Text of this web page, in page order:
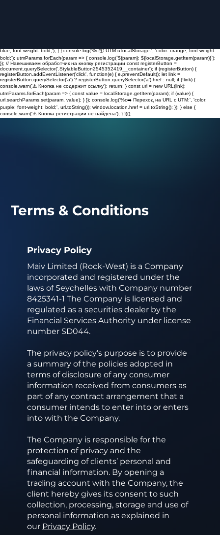
blue; font-weight: bold;'); } } console.log('%c📦 UTM в localStorage:', 'color: orange; font-weight:
bold;'); utmParams.forEach(param => { console.log(`${param}: ${localStorage.getItem(param)}`);
}); // Навешиваем обработчик на кнопку регистрации const registerButton =
document.querySelector('.StylableButton2545352419__container'); if (registerButton) {
registerButton.addEventListener('click', function(e) { e.preventDefault(); let link =
registerButton.querySelector('a') ? registerButton.querySelector('a').href : null; if (!link) {
console.warn('⚠️ Кнопка не содержит ссылку'); return; } const url = new URL(link);
utmParams.forEach(param => { const value = localStorage.getItem(param); if (value) {
url.searchParams.set(param, value); } }); console.log('%c➡️ Переход на URL с UTM:', 'color:
purple; font-weight: bold;', url.toString()); window.location.href = url.toString(); }); } else {
console.warn('⚠️ Кнопка регистрации не найдена'); } })();
Terms & Conditions
Privacy Policy
Maiv Limited (Rock-West) is a Company
incorporated and registered under the
laws of Seychelles with Company number
8425341-1 The Company is licensed and
regulated as a securities dealer by the
Financial Services Authority under license
number SD044.
The privacy policy’s purpose is to provide
a summary of the policies adopted in
terms of disclosure of any consumer
information received from consumers as
part of any contract arrangement that a
consumer intends to enter into or enters
into with the Company.
The Company is responsible for the
protection of privacy and the
safeguarding of clients’ personal and
financial information. By opening a
trading account with the Company, the
client hereby gives its consent to such
collection, processing, storage and use of
personal information as explained in
our Privacy Policy.